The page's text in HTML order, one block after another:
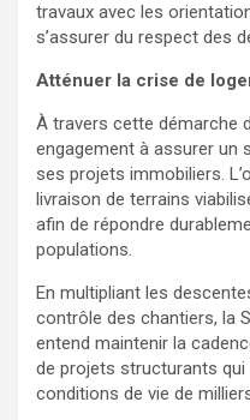
travaux avec les
s’assurer du respect des
Atténuer la crise de
À travers cette démarche
engagement à assurer un
ses projets immobiliers.
livraison de terrains
afin de répondre
populations.
En multipliant les
contrôle des chantiers, la
entend maintenir la
de projets structurants
conditions de vie de